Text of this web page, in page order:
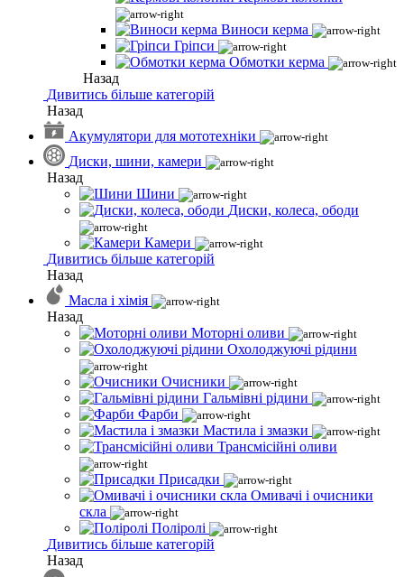
Виноси керма
Гріпси
Обмотки керма
Назад
Дивитись більше категорій
Назад
Акумулятори для мототехніки
Диски, шини, камери
Назад
Шини
Диски, колеса, ободи
Камери
Дивитись більше категорій
Назад
Масла і хімія
Назад
Моторні оливи
Охолоджуючі рідини
Очисники
Гальмівні рідини
Фарби
Мастила і змазки
Трансмісійні оливи
Присадки
Омивачі і очисники
скла
Поліролі
Дивитись більше категорій
Назад